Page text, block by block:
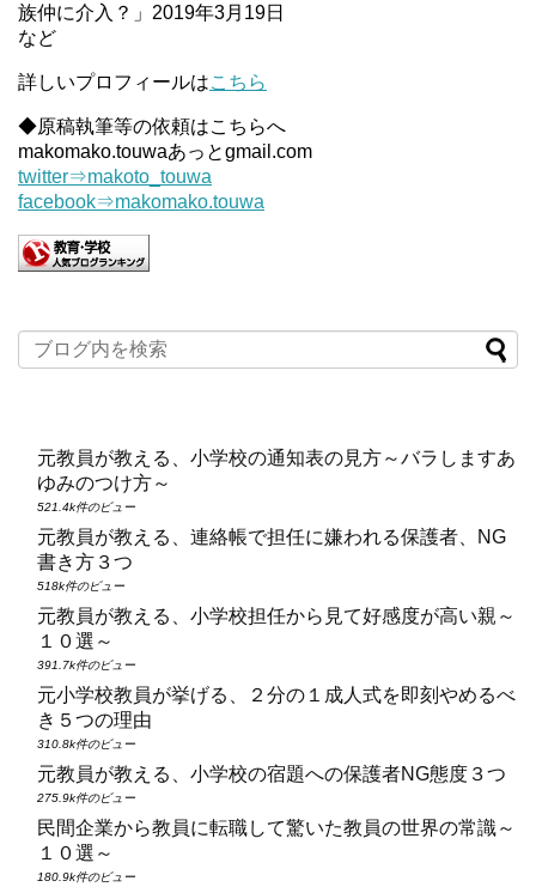
族仲に介入？」2019年3月19日
など
詳しいプロフィールはこちら
◆原稿執筆等の依頼はこちらへ
makomako.touwaあっとgmail.com
twitter⇒makoto_touwa
facebook⇒makomako.touwa
元教員が教える、小学校の通知表の見方～バラしますあ
ゆみのつけ方～
521.4k件のビュー
元教員が教える、連絡帳で担任に嫌われる保護者、NG
書き方３つ
518k件のビュー
元教員が教える、小学校担任から見て好感度が高い親～
１０選～
391.7k件のビュー
元小学校教員が挙げる、２分の１成人式を即刻やめるべ
き５つの理由
310.8k件のビュー
元教員が教える、小学校の宿題への保護者NG態度３つ
275.9k件のビュー
民間企業から教員に転職して驚いた教員の世界の常識～
１０選～
180.9k件のビュー